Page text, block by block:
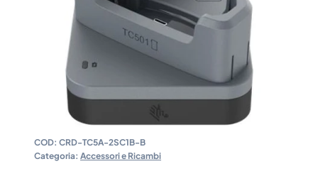
COD: CRD-TC5A-2SC1B-B
Categoria: Accessori e Ricambi